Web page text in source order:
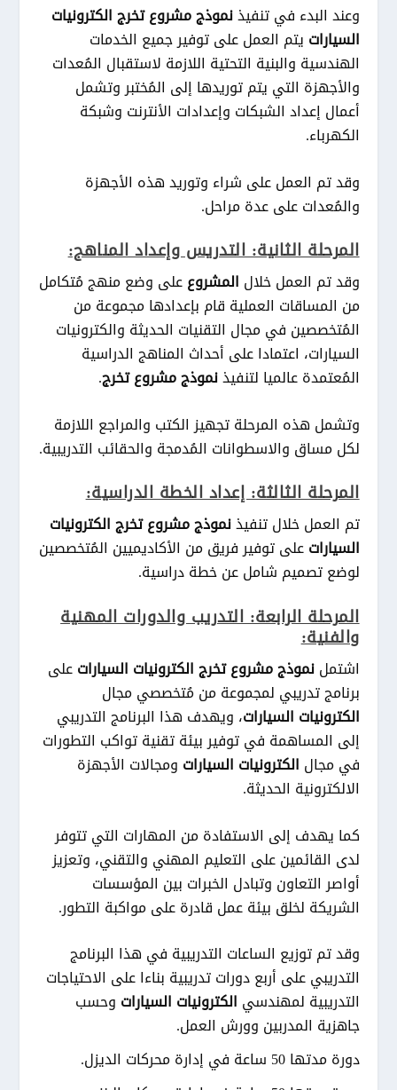
وعند البدء في تنفيذنموذج مشروع تخرج الكترونيات
السيارات يتم العمل على توفير جميع الخدمات
الهندسية والبنية التحتية اللازمة لاستقبال المُعدات
والأجهزة التي يتم توريدها إلى المُختبر وتشمل
أعمال إعداد الشبكات وإعدادات الأنترنت وشبكة
الكهرباء.
وقد تم العمل على شراء وتوريد هذه الأجهزة
والمُعدات على عدة مراحل.
المرحلة الثانية: التدريس وإعداد المناهج:
وقد تم العمل خلال المشروععلى وضع منهج مُتكامل
من المساقات العملية قام بإعدادها مجموعة من
المُتخصصين في مجال التقنيات الحديثة والكترونيات
السيارات، اعتمادا على أحداث المناهج الدراسية
المُعتمدة عالميا لتنفيذنموذج مشروع تخرج.
وتشمل هذه المرحلة تجهيز الكتب والمراجع اللازمة
لكل مساق والاسطوانات المُدمجة والحقائب التدريبية.
المرحلة الثالثة: إعداد الخطة الدراسية:
تم العمل خلال تنفيذنموذج مشروع تخرج الكترونيات
السياراتعلى توفير فريق من الأكاديميين المُتخصصين
لوضع تصميم شامل عن خطة دراسية.
المرحلة الرابعة: التدريب والدورات المهنية
والفنية:
اشتملنموذج مشروع تخرج الكترونيات السياراتعلى
برنامج تدريبي لمجموعة من مُتخصصي مجال
الكترونيات السيارات، ويهدف هذا البرنامج التدريبي
إلى المساهمة في توفير بيئة تقنية تواكب التطورات
في مجال الكترونيات السيارات ومجالات الأجهزة
الالكترونية الحديثة.
كما يهدف إلى الاستفادة من المهارات التي تتوفر
لدى القائمين على التعليم المهني والتقني، وتعزيز
أواصر التعاون وتبادل الخبرات بين المؤسسات
الشريكة لخلق بيئة عمل قادرة على مواكبة التطور.
وقد تم توزيع الساعات التدريبية في هذا البرنامج
التدريبي على أربع دورات تدريبية بناءا على الاحتياجات
التدريبية لمهندسي الكترونيات السيارات وحسب
جاهزية المدربين وورش العمل.
دورة مدتها 50 ساعة في إدارة محركات الديزل.